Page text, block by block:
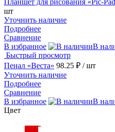
Планшет для рисования «Pic-
шт
Уточнить наличие
Подробнее
Сравнение
В избранное
В
Быстрый просмотр
Пенал «Веста» 98.25 ₽ / шт
Уточнить наличие
Подробнее
Сравнение
В избранное
В
Цвет